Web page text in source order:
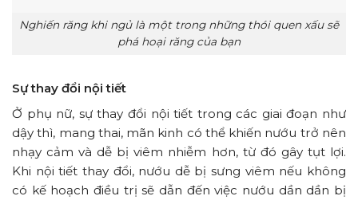
Nghiến răng khi ngủ là một trong những thói quen xấu sẽ
phá hoại răng của bạn
Sự thay đổi nội tiết
Ở phụ nữ, sự thay đổi nội tiết trong các giai đoạn như
dậy thì, mang thai, mãn kinh có thể khiến nướu trở nên
nhạy cảm và dễ bị viêm nhiễm hơn, từ đó gây tụt lợi.
Khi nội tiết thay đổi, nướu dễ bị sưng viêm nếu không
có kế hoạch điều trị sẽ dẫn đến việc nướu dần dần bị